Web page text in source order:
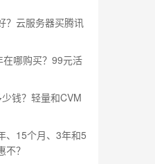
？云服务器买腾讯
哪购买？99元活
钱？轻量和CVM
、15个月、3年和5
？